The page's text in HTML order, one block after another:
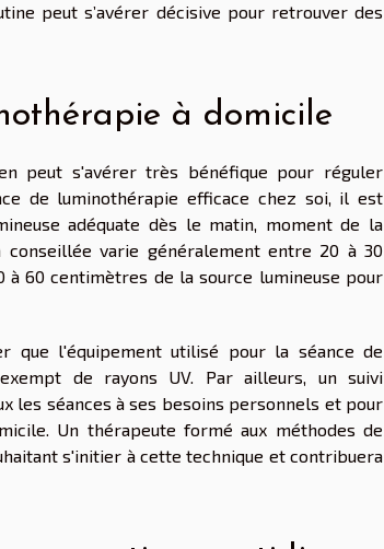
peut s’avérer décisive pour retrouver des
à domicile
peut s'avérer très bénéfique pour réguler
de luminothérapie efficace chez soi, il est
adéquate dès le matin, moment de la
varie généralement entre 20 à 30
60 centimètres de la source lumineuse pour
que l'équipement utilisé pour la séance de
de rayons UV. Par ailleurs, un suivi
les séances à ses besoins personnels et pour
Un thérapeute formé aux méthodes de
s'initier à cette technique et contribuera